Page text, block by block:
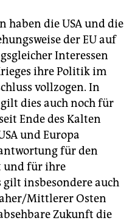
haben die USA und die
der EU auf
Interessen
ihre Politik im
vollzogen. In
dies auch noch für
Ende des Kalten
und Europa
für den
und für ihre
gilt insbesondere auch
Mittlerer Osten
Zukunft die